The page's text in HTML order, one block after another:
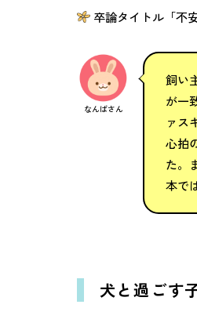
卒論タイトル「不
なんばさん
飼い
が一
ァス
心拍
た。
本で
犬と過ごす